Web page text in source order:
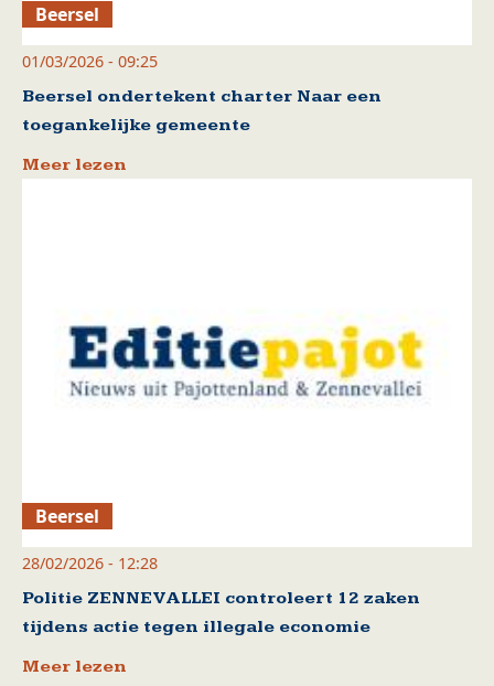
Beersel
01/03/2026 - 09:25
Beersel ondertekent charter Naar een
toegankelijke gemeente
Meer lezen
Beersel
28/02/2026 - 12:28
Politie ZENNEVALLEI controleert 12 zaken
tijdens actie tegen illegale economie
Meer lezen